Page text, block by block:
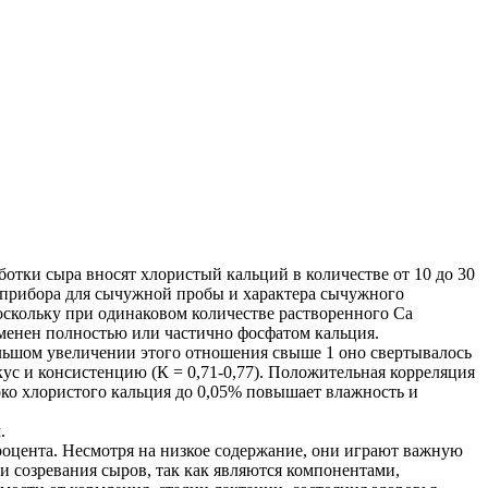
сыра вносят хлористый кальций в количестве от 10 до 30
для сычужной пробы и характера сычужного
при одинаковом количестве растворенного Са
полностью или частично фосфатом кальция.
увеличении этого отношения свыше 1 оно свертывалось
и консистенцию (К = 0,71-0,77). Положительная корреляция
хлористого кальция до 0,05% повышает влажность и
Несмотря на низкое содержание, они играют важную
сыров, так как являются компонентами,